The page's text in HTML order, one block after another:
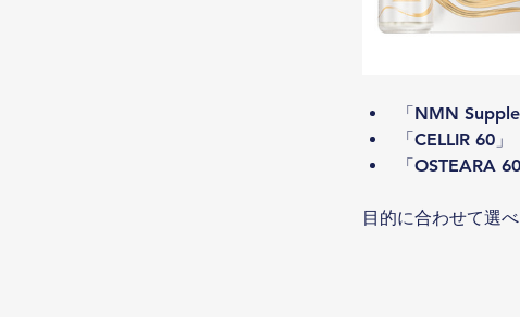
「NMN
「CELLIR 60
「OSTEARA
目的に合わせて選